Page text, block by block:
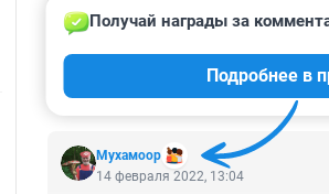
Женщина эта проживала в
деток без мамы, примерно 3, 6 и
говорили. Да, тело женщины
работала, но дети были всегда
Страшно конечно это всё, а
Мухамоор
Получай награды за
Подробнее в
14 февраля 2022, 13:04